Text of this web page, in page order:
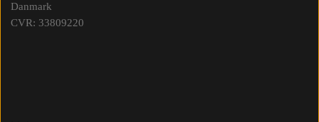
Danmark
CVR: 33809220